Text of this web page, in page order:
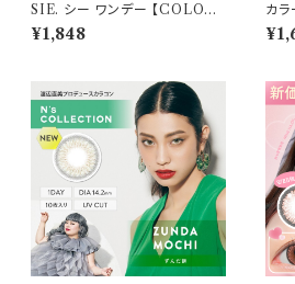
SIE. シー ワンデー 【COLOR：
ルックフォーミー 】 1箱10枚入
シリコーン 回らない水光レンズ
コン カラーコンタクト ナチュラ
ル ブラック ブラウン 裸眼風 フ
チ ベージュ グレー 1日使い捨て
¥1,848
カラ
ベー
2枚
ンタ